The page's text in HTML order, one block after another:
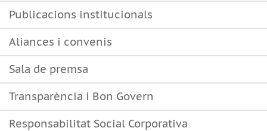
Publicacions institucionals
Aliances i convenis
Sala de premsa
Transparència i Bon Govern
Responsabilitat Social Corporativa